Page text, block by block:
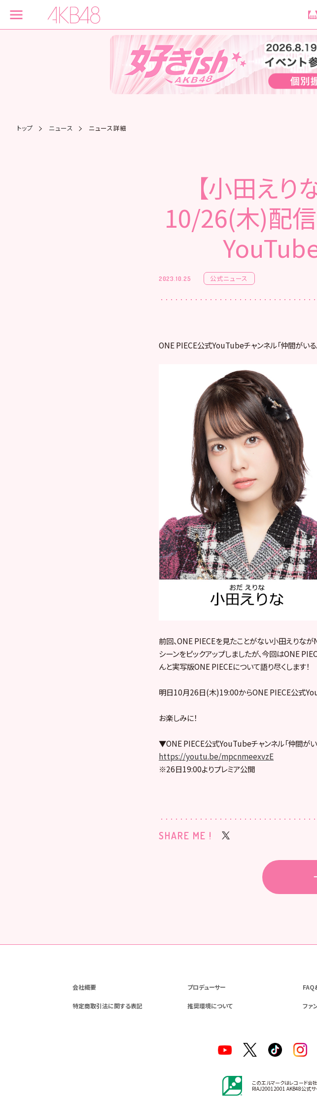
トップ ニュース ニュース詳細
【小田えり
10/26(木)配信
2023.10.25 公式ニュース
ONE PIECE公式YouTubeチャンネル「仲間がいる
前回、ONE PIECEを見たことがない小田えりな
シーンをピックアップしましたが、今回はONE
んと実写版ONE PIECEについて語り尽くします！
明日10月26日(木)19:00からONE PIECE公式
お楽しみに！
▼ONE PIECE公式YouTubeチャンネル「仲間が
https://youtu.be/mpcnmeexvzE
※26日19:00よりプレミア公開
SHARE ME !
会社概要 プロデューサー
特定商取引法に関する表記 推奨環境について ファ
このエルマークはレコード会
RIAJ20012001 AKB48公式サ